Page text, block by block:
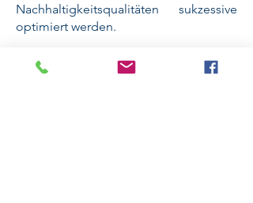
Nachhaltigkeitsqualitäten sukzessive
optimiert werden.
Geplant ist eine DGNB-Zertifizierung
des Projektes mit dem Exzellenzniveau